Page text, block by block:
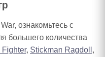
ознакомьтесь с
большего количества
Fighter, Stickman Ragdoll ,